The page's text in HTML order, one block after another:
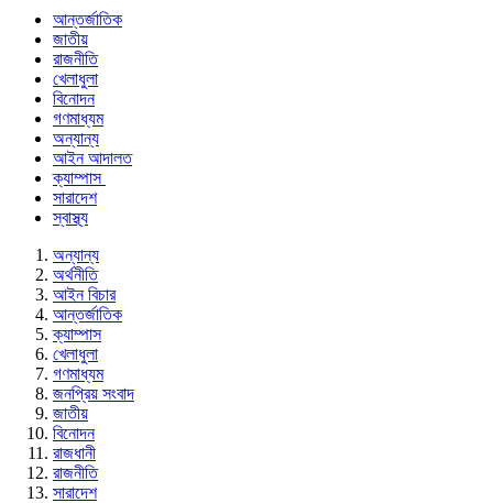
আন্তর্জাতিক
জাতীয়
রাজনীতি
খেলাধুলা
বিনোদন
গণমাধ্যম
অন্যান্য
আইন আদালত
ক্যাম্পাস
সারাদেশ
স্বাস্থ্য
অন্যান্য
অর্থনীতি
আইন বিচার
আন্তর্জাতিক
ক্যাম্পাস
খেলাধুলা
গণমাধ্যম
জনপ্রিয় সংবাদ
জাতীয়
বিনোদন
রাজধানী
রাজনীতি
সারাদেশ